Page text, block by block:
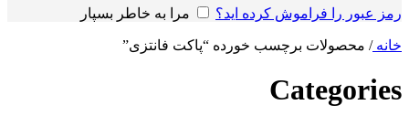
رمز عبور را فراموش کرده اید؟ مرا به خاطر بسپار
خانه/ محصولات برچسب خورده “پاکت فانتزی”
Categories